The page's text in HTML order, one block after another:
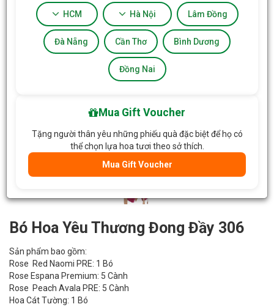
Bó Hoa Yêu Thương Đong Đầy 306
Sản phẩm bao gồm:
Rose Red Naomi PRE: 1 Bó
Rose Espana Premium: 5 Cành
Rose Peach Avala PRE: 5 Cành
Hoa Cát Tường: 1 Bó
HCM Hà Nội Lâm Đồng
Đà Nẵng Cần Thơ Bình Dương
Đồng Nai
Mua Gift Voucher
Tặng người thân yêu những phiếu quà đặc biệt để họ có
thể chọn lựa hoa tươi theo sở thích.
Mua Gift Voucher